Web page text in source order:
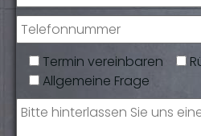
Termin vereinbaren
Allgemeine Frage